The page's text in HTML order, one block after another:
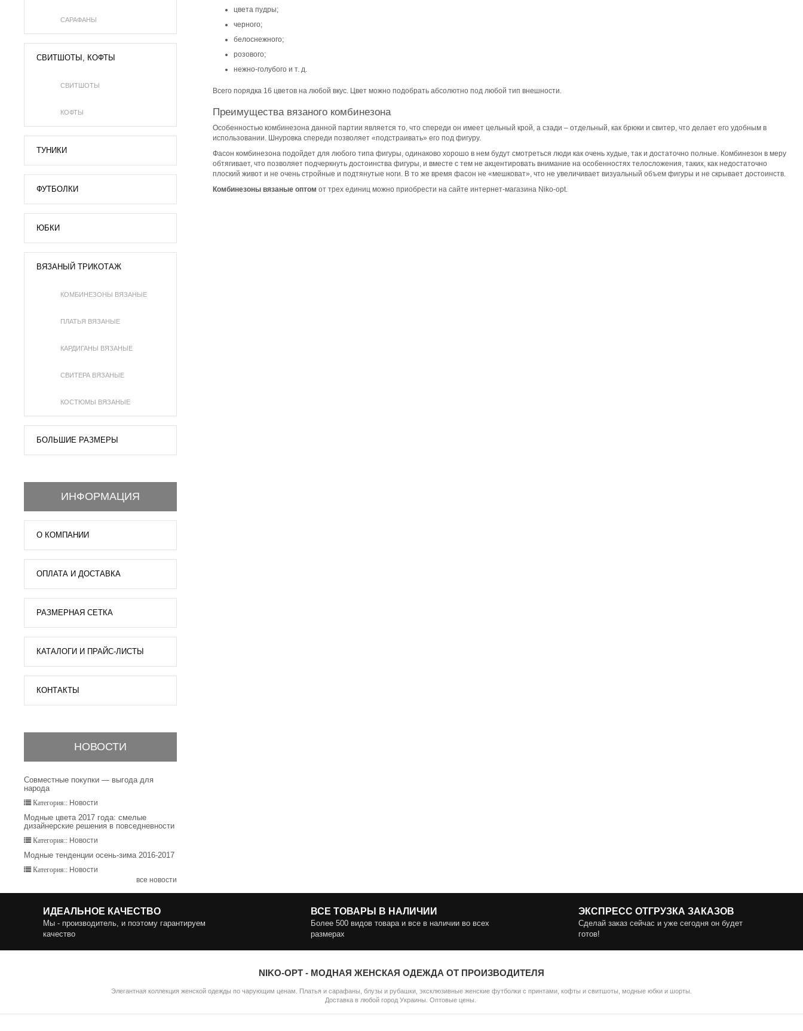
САРАФАНЫ
СВИТШОТЫ, КОФТЫ
СВИТШОТЫ
КОФТЫ
ТУНИКИ
ФУТБОЛКИ
ЮБКИ
ВЯЗАНЫЙ ТРИКОТАЖ
КОМБИНЕЗОНЫ ВЯЗАНЫЕ
ПЛАТЬЯ ВЯЗАНЫЕ
КАРДИГАНЫ ВЯЗАНЫЕ
СВИТЕРА ВЯЗАНЫЕ
КОСТЮМЫ ВЯЗАНЫЕ
БОЛЬШИЕ РАЗМЕРЫ
ИНФОРМАЦИЯ
О КОМПАНИИ
ОПЛАТА И ДОСТАВКА
РАЗМЕРНАЯ СЕТКА
КАТАЛОГИ И ПРАЙС-ЛИСТЫ
КОНТАКТЫ
НОВОСТИ
Совместные покупки — выгода для
народа
Категория:: Новости
Модные цвета 2017 года: смелые
дизайнерские решения в повседневности
Категория:: Новости
Модные тенденции осень-зима 2016-2017
Категория:: Новости
все новости
цвета пудры;
черного;
белоснежного;
розового;
нежно-голубого и т. д.
Всего порядка 16 цветов на любой вкус. Цвет можно подобрать абсолютно под любой тип внешности.
Преимущества вязаного комбинезона
Особенностью комбинезона данной партии является то, что спереди он имеет цельный крой, а сзади – отдельный, как брюки и свитер, что делает его удобным в
использовании. Шнуровка спереди позволяет «подстраивать» его под фигуру.
Фасон комбинезона подойдет для любого типа фигуры, одинаково хорошо в нем будут смотреться люди как очень худые, так и достаточно полные. Комбинезон в меру
обтягивает, что позволяет подчеркнуть достоинства фигуры, и вместе с тем не акцентировать внимание на особенностях телосложения, таких, как недостаточно
плоский живот и не очень стройные и подтянутые ноги. В то же время фасон не «мешковат», что не увеличивает визуальный объем фигуры и не скрывает достоинств.
Комбинезоны вязаные оптом от трех единиц можно приобрести на сайте интернет-магазина Niko-opt.
ИДЕАЛЬНОЕ КАЧЕСТВО
Мы - производитель, и поэтому гарантируем
качество
ВСЕ ТОВАРЫ В НАЛИЧИИ
Более 500 видов товара и все в наличии во всех
размерах
ЭКСПРЕСС ОТГРУЗКА ЗАКАЗОВ
Сделай заказ сейчас и уже сегодня он будет
готов!
NIKO-OPT - МОДНАЯ ЖЕНСКАЯ ОДЕЖДА ОТ ПРОИЗВОДИТЕЛЯ
Элегантная коллекция женской одежды по чарующим ценам. Платья и сарафаны, блузы и рубашки, эксклюзивные женские футболки с принтами, кофты и свитшоты, модные юбки и шорты.
Доставка в любой город Украины. Оптовые цены.